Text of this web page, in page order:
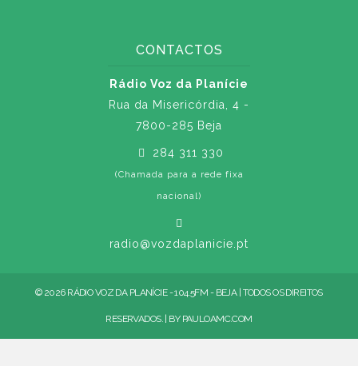
CONTACTOS
Rádio Voz da Planície
Rua da Misericórdia, 4 -
7800-285 Beja
284 311 330
(Chamada para a rede fixa
nacional)
radio@vozdaplanicie.pt
© 2026 RÁDIO VOZ DA PLANÍCIE - 104.5FM - BEJA | TODOS OS DIREITOS
RESERVADOS. | BY PAULOAMC.COM